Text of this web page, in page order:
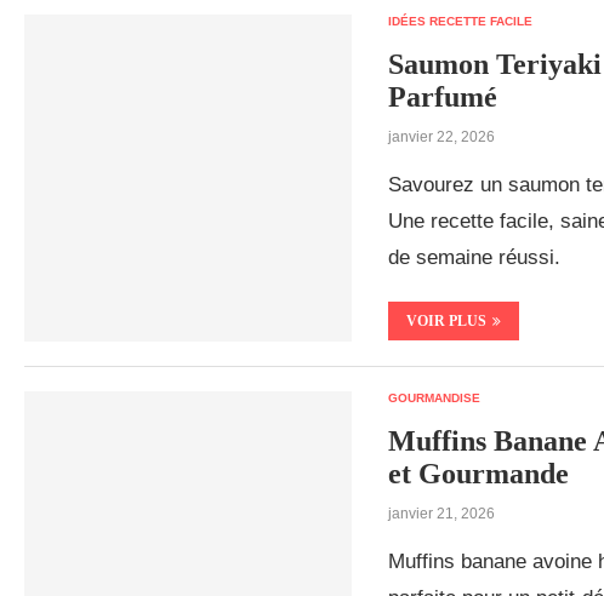
IDÉES RECETTE FACILE
Saumon
Parfumé
janvier 22, 2026
Savourez un saumon
Une recette facile,
de semaine réussi.
VOIR PLUS
GOURMANDISE
Muffins Banane
et Gourmande
janvier 21, 2026
Muffins banane avoine